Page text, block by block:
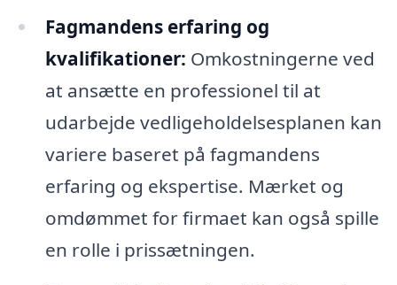
Fagmandens erfaring og
kvalifikationer: Omkostningerne ved
at ansætte en professionel til at
udarbejde vedligeholdelsesplanen kan
variere baseret på fagmandens
erfaring og ekspertise. Mærket og
omdømmet for firmaet kan også spille
en rolle i prissætningen.